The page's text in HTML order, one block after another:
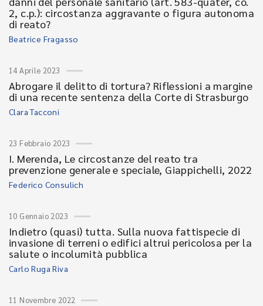
2, c.p.): circostanza aggravante o figura autonoma
di reato?
Beatrice Fragasso
14 Aprile 2023
Abrogare il delitto di tortura? Riflessioni a margine
di una recente sentenza della Corte di Strasburgo
Clara Tacconi
23 Febbraio 2023
I. Merenda, Le circostanze del reato tra
prevenzione generale e speciale, Giappichelli, 2022
Federico Consulich
10 Gennaio 2023
Indietro (quasi) tutta. Sulla nuova fattispecie di
invasione di terreni o edifici altrui pericolosa per la
salute o incolumità pubblica
Carlo Ruga Riva
11 Novembre 2022